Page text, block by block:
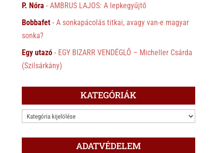
P. Nóra - AMBRUS LAJOS: A lepkegyűjtő
Bobbafet- A sonkapácolás titkai, avagy van-e magyar
sonka?
Egy utazó- EGY BIZARR VENDÉGLŐ – Micheller Csárda
(Szilsárkány)
KATEGÓRIÁK
KATEGÓRIÁK
ADATVÉDELEM